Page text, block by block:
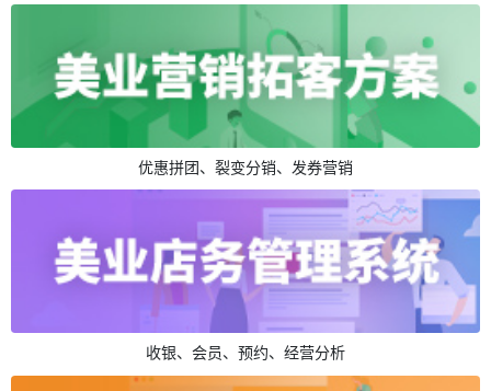
优惠拼团、裂变分销、发券营销
收银、会员、预约、经营分析